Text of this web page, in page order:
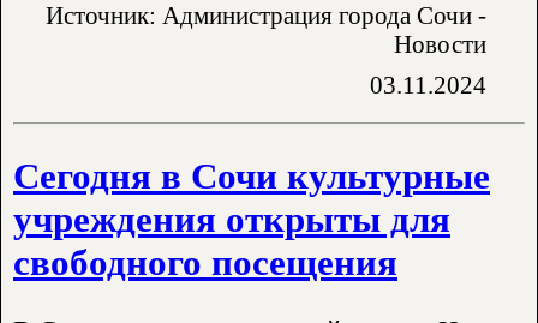
Источник: Администрация города Сочи -
Новости
03.11.2024
Сегодня в Сочи культурные
учреждения открыты для
свободного посещения